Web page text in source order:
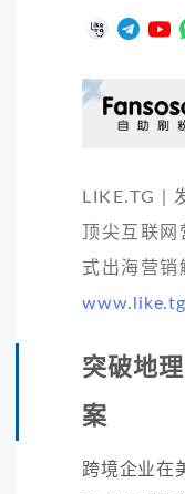
LIKE.TG |
顶尖互联
式出海营销
www.like.tg
突破地
案
跨境企业在